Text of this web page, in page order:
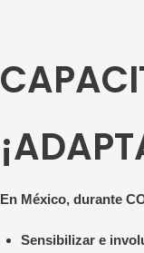
En México, durante
Sensibilizar e